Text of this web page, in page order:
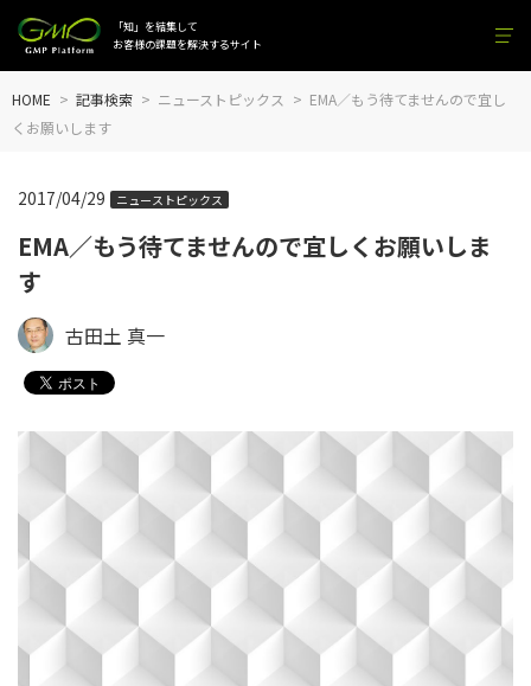
「知」を結集して
お客様の課題を解決するサイト
HOME 記事検索 ニューストピックス
EMA／もう待てませんので宜し
くお願いします
EMA／もう待てませんので宜しくお願いしま
す
2017/04/29 ニューストピックス
古田土 真一